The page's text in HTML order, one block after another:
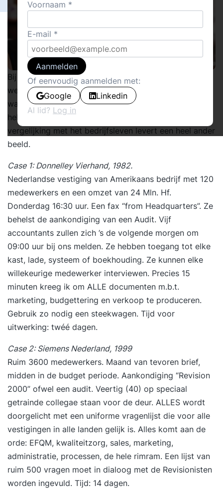
Bij Pauw en Witteman had een Telegraaf journalist
weer eens zijn huiswerk niet gedaan. Zijn conclusie
was dat Alexander Pechtold met 450 kamervragen de
hele 2e kamer lam zou leggen. Maar is dat zo? Een
vergelijking met het bedrijfsleven levert een heel ander
beeld.
Case 1: Donnelley Vierhand, 1982.
Nederlandse vestiging van Amerikaans bedrijf met 120
medewerkers en een omzet van 24 Mln. Hf.
Donderdag 16:30 uur. Een fax “from Headquarters”. Ze
behelst de aankondiging van een Audit. Vijf
accountants zullen zich ’s de volgende morgen om
09:00 uur bij ons melden. Ze hebben toegang tot elke
kast, lade, systeem of boekhouding. Ze kunnen elke
willekeurige medewerker interviewen. Precies 15
minuten kreeg ik om ALLE documenten m.b.t.
marketing, budgettering en verkoop te produceren.
Gebruik zo nodig een steekwagen. Tijd voor
uitwerking: twéé dagen.
Case 2: Siemens Nederland, 1999
Ruim 3600 medewerkers. Maand van tevoren brief,
midden in de budget periode. Aankondiging “Revision
2000” ofwel een audit. Veertig (40) op speciaal
getrainde collegae staan voor de deur. ALLES wordt
doorgelicht met een uniforme vragenlijst die voor alle
vestigingen in alle landen gelijk is. Alles komt aan de
orde: EFQM, kwaliteitzorg, sales, marketing,
administratie, processen, de hele rimram. Een lijst van
ruim 500 vragen moet in dialoog met de Revisionisten
worden ingevuld. Tijd: 14 dagen.
Voornaam
E-mail
Aanmelden
Of eenvoudig aanmelden met:
Google
Linkedin
Al lid? Log in